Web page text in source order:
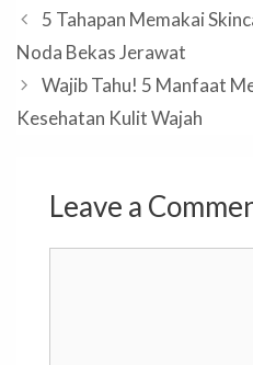
5 Tahapan Memakai
Noda Bekas Jerawat
Wajib Tahu! 5 Manfaat
Kesehatan Kulit Wajah
Leave a